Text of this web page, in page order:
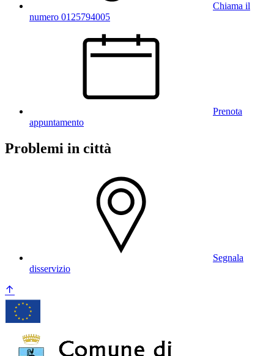
Chiama il
numero 0125794005
Prenota
appuntamento
Problemi in città
Segnala
disservizio